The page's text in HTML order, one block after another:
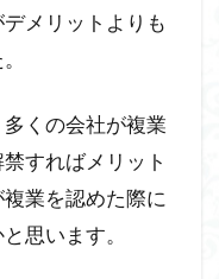
メリットよりも
くの会社が複業
すればメリット
業を認めた際に
思います。